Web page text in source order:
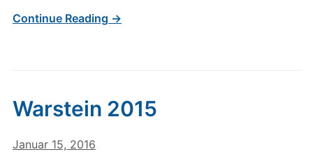
Continue Reading →
Warstein 2015
Januar 15, 2016